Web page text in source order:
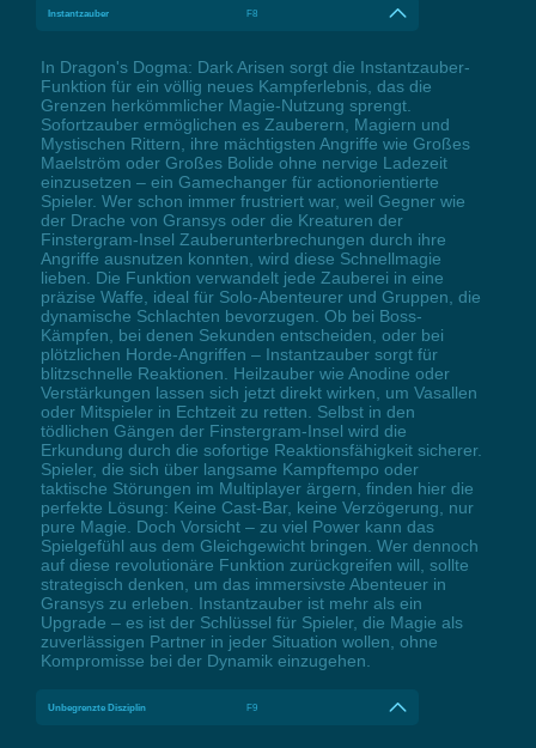
Instantzauber F8
In Dragon's Dogma: Dark Arisen sorgt die Instantzauber-
Funktion für ein völlig neues Kampferlebnis, das die
Grenzen herkömmlicher Magie-Nutzung sprengt.
Sofortzauber ermöglichen es Zauberern, Magiern und
Mystischen Rittern, ihre mächtigsten Angriffe wie Großes
Maelström oder Großes Bolide ohne nervige Ladezeit
einzusetzen – ein Gamechanger für actionorientierte
Spieler. Wer schon immer frustriert war, weil Gegner wie
der Drache von Gransys oder die Kreaturen der
Finstergram-Insel Zauberunterbrechungen durch ihre
Angriffe ausnutzen konnten, wird diese Schnellmagie
lieben. Die Funktion verwandelt jede Zauberei in eine
präzise Waffe, ideal für Solo-Abenteurer und Gruppen, die
dynamische Schlachten bevorzugen. Ob bei Boss-
Kämpfen, bei denen Sekunden entscheiden, oder bei
plötzlichen Horde-Angriffen – Instantzauber sorgt für
blitzschnelle Reaktionen. Heilzauber wie Anodine oder
Verstärkungen lassen sich jetzt direkt wirken, um Vasallen
oder Mitspieler in Echtzeit zu retten. Selbst in den
tödlichen Gängen der Finstergram-Insel wird die
Erkundung durch die sofortige Reaktionsfähigkeit sicherer.
Spieler, die sich über langsame Kampftempo oder
taktische Störungen im Multiplayer ärgern, finden hier die
perfekte Lösung: Keine Cast-Bar, keine Verzögerung, nur
pure Magie. Doch Vorsicht – zu viel Power kann das
Spielgefühl aus dem Gleichgewicht bringen. Wer dennoch
auf diese revolutionäre Funktion zurückgreifen will, sollte
strategisch denken, um das immersivste Abenteuer in
Gransys zu erleben. Instantzauber ist mehr als ein
Upgrade – es ist der Schlüssel für Spieler, die Magie als
zuverlässigen Partner in jeder Situation wollen, ohne
Kompromisse bei der Dynamik einzugehen.
Unbegrenzte Disziplin F9